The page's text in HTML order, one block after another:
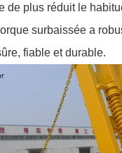
de plus réduit le
surbaissée a
fiable et durable.